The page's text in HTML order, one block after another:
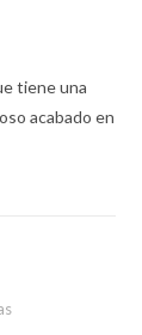
tiene una
acabado en